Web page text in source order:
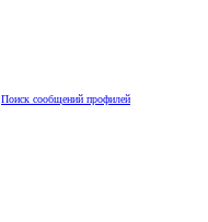
Поиск сообщений профилей